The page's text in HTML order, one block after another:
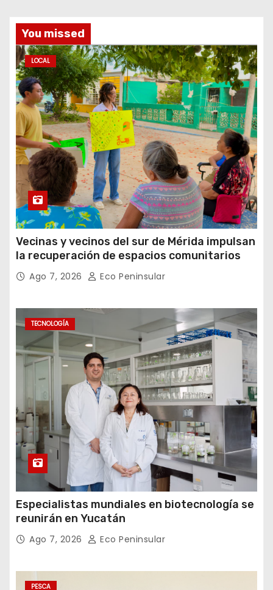
You missed
LOCAL
Vecinas y vecinos del sur de Mérida impulsan
la recuperación de espacios comunitarios
Ago 7, 2026 Eco Peninsular
TECNOLOGÍA
Especialistas mundiales en biotecnología se
reunirán en Yucatán
Ago 7, 2026 Eco Peninsular
PESCA